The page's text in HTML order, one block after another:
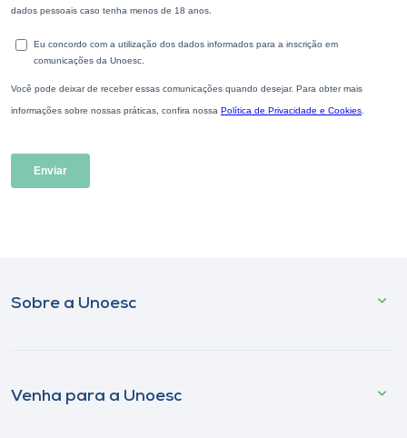
Sobre a Unoesc
Venha para a Unoesc